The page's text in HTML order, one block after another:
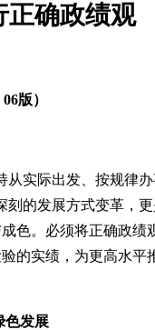
正确政绩观
版）
实际出发、按规律办
的发展方式变革，
色。必须将正确政
的实绩，为更高水
色发展